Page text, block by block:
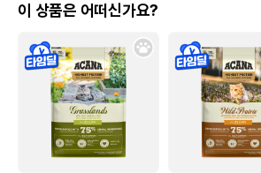
이 상품은 어떠신가요?